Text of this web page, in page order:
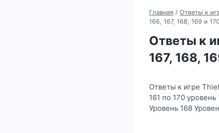
Главная / Ответы к
166, 167, 168, 169 и
Ответы к
167, 168,
Ответы к игре
161 по 170
Уровень 168